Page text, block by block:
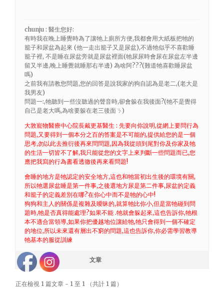
chunju : 醫生您好:
有時我在晚上睡覺時為了讓牠上廁所方便,我都會用大紙板把牠的
籠子和尿盆為起來 (他一走出籠子又是尿盆),不過牠似乎不喜歡睡
籠子裡, 不是睡在尿盆旁就是尿盆裡面(牠尿尿時會尿在尿盆左半邊
留又半邊,晚上睡覺就睡那右半邊) 為啥阿???(難道牠喜歡睡尿盆
嗎)
之前我有請教您問題,您的回答是說我家的狗自認為是老二,(老大是
我男友)
問題一:,牠聽到一些沒聽過的聲音時,卻會躲在我後面?(牠不是覺得
自己是老大嗎,為啥要躲在老三後面ㄋ)
大敦寵物醫療中心院長戴更基醫生 : 先要向你說明,從網上要問行為
問題,又要得到一個本分之百的答案是不可能的,提供給您的是一個
思考,勿以此去推衍後再來問問題,因為我從頭到尾對你及你家及牠
的生活一切皆不了解,我只能從您的文字上來判斷一些問題而已,您
應把我寫的行為書看透徹後再來看問題!
會睡的地方是牠認定的安全地方,這也和牠當初出生後的環境有關,
所以牠選尿盆睡是第一件事,之後選地方尿是第二件事,尿盆的定義
和籠子的定義差別在哪?在你心中而不是牠的心中!
狗狗和主人的關係是複雜及曖昧的,就算牠比你小,但是當牠碰到問
題時,牠是否真得能處理?如果不能 .牠就會躲起來,這也告訴你,牠根
本不適合當領導,如果你把優越地位讓給牠,牠只會得到一個不確定
的地位,所以未來還有層出不窮的問題,這也告訴你,你必需學習教導
牠基本的服從訓練
作者 文章
正在檢視 1 篇文章 - 1 至 1 （共計 1 篇）